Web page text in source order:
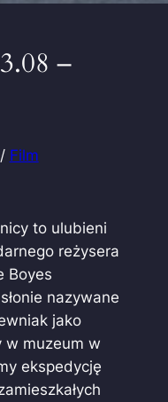
–
/ Film
to ulubieni
reżysera
Boyes
nazywane
jako
w muzeum w
ekspedycję